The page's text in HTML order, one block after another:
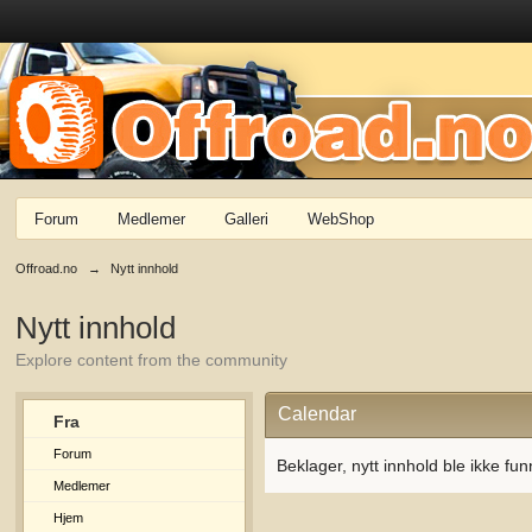
Forum Medlemer Galleri WebShop
Offroad.no → Nytt innhold
Nytt innhold
Explore content from the community
Fra
Forum
Medlemer
Hjem
Calendar
Beklager, nytt innhold ble ikke